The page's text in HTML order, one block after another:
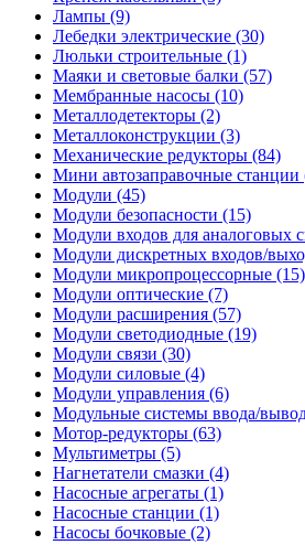
Лампы (9)
Лебедки электрические (30)
Люльки строительные (1)
Маяки и световые балки (57)
Мембранные насосы (10)
Металлодетекторы (2)
Металлоконструкции (3)
Механические редукторы (84)
Мини автозаправочные станции
Модули (45)
Модули безопасности (15)
Модули входов для аналоговых
Модули дискретных входов/
Модули микропроцессорные (15)
Модули оптические (7)
Модули расширения (57)
Модули светодиодные (19)
Модули связи (30)
Модули силовые (4)
Модули управления (6)
Модульные системы ввода/
Мотор-редукторы (63)
Мультиметры (5)
Нагнетатели смазки (4)
Насосные агрегаты (1)
Насосные станции (1)
Насосы бочковые (2)